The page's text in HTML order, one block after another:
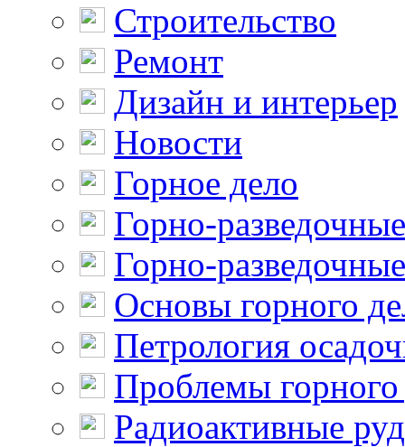
Строительство
Ремонт
Дизайн и интерьер
Новости
Горное дело
Горно-
Горно-
Основы горного
Петрология
Проблемы горного
Радиоактивные